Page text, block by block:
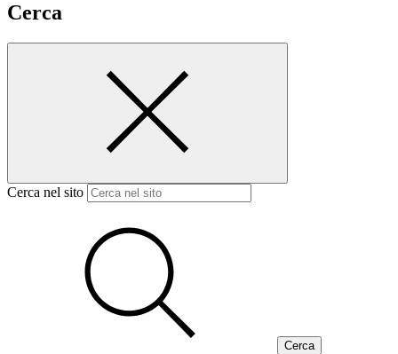
Cerca
Cerca nel sito